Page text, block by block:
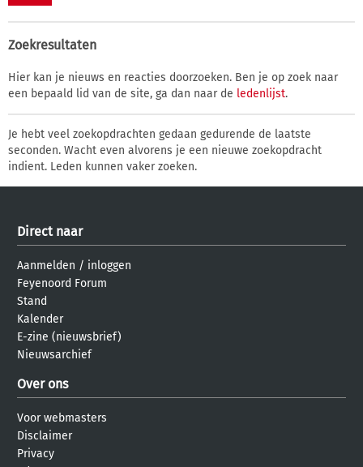
Zoekresultaten
Hier kan je nieuws en reacties doorzoeken. Ben je op zoek naar
een bepaald lid van de site, ga dan naar de ledenlijst.
Je hebt veel zoekopdrachten gedaan gedurende de laatste
seconden. Wacht even alvorens je een nieuwe zoekopdracht
indient. Leden kunnen vaker zoeken.
Direct naar
Aanmelden / inloggen
Feyenoord Forum
Stand
Kalender
E-zine (nieuwsbrief)
Nieuwsarchief
Over ons
Voor webmasters
Disclaimer
Privacy